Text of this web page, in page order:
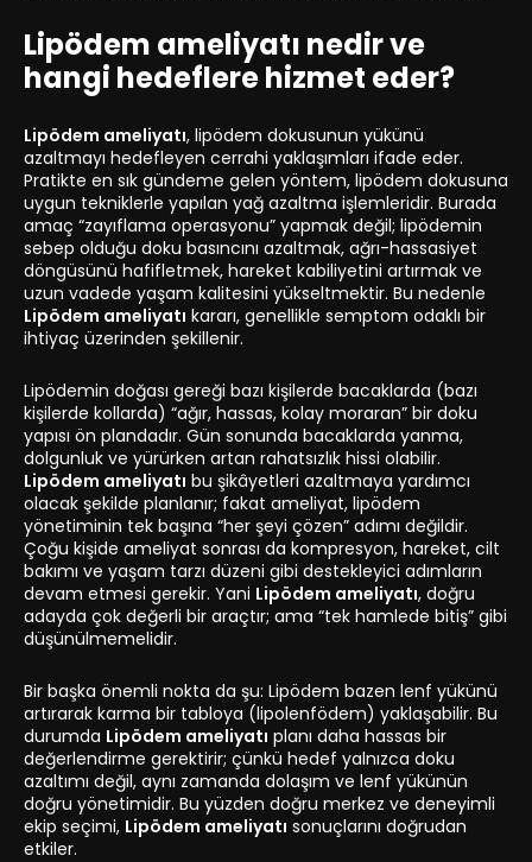
Lipödem ameliyatı nedir ve
hangi hedeflere hizmet eder?
Lipödem ameliyatı, lipödem dokusunun yükünü
azaltmayı hedefleyen cerrahi yaklaşımları ifade eder.
Pratikte en sık gündeme gelen yöntem, lipödem dokusuna
uygun tekniklerle yapılan yağ azaltma işlemleridir. Burada
amaç “zayıflama operasyonu” yapmak değil; lipödemin
sebep olduğu doku basıncını azaltmak, ağrı-hassasiyet
döngüsünü hafifletmek, hareket kabiliyetini artırmak ve
uzun vadede yaşam kalitesini yükseltmektir. Bu nedenle
Lipödem ameliyatı kararı, genellikle semptom odaklı bir
ihtiyaç üzerinden şekillenir.
Lipödemin doğası gereği bazı kişilerde bacaklarda (bazı
kişilerde kollarda) “ağır, hassas, kolay moraran” bir doku
yapısı ön plandadır. Gün sonunda bacaklarda yanma,
dolgunluk ve yürürken artan rahatsızlık hissi olabilir.
Lipödem ameliyatı bu şikâyetleri azaltmaya yardımcı
olacak şekilde planlanır; fakat ameliyat, lipödem
yönetiminin tek başına “her şeyi çözen” adımı değildir.
Çoğu kişide ameliyat sonrası da kompresyon, hareket, cilt
bakımı ve yaşam tarzı düzeni gibi destekleyici adımların
devam etmesi gerekir. Yani Lipödem ameliyatı, doğru
adayda çok değerli bir araçtır; ama “tek hamlede bitiş” gibi
düşünülmemelidir.
Bir başka önemli nokta da şu: Lipödem bazen lenf yükünü
artırarak karma bir tabloya (lipolenfödem) yaklaşabilir. Bu
durumda Lipödem ameliyatı planı daha hassas bir
değerlendirme gerektirir; çünkü hedef yalnızca doku
azaltımı değil, aynı zamanda dolaşım ve lenf yükünün
doğru yönetimidir. Bu yüzden doğru merkez ve deneyimli
ekip seçimi, Lipödem ameliyatı sonuçlarını doğrudan
etkiler.